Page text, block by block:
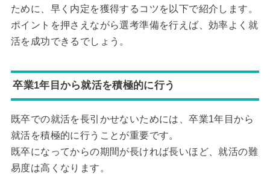
ために、早く内定を獲得するコツを以下で紹介します。
ポイントを押さえながら選考準備を行えば、効率よく就
活を成功できるでしょう。
卒業1年目から就活を積極的に行う
既卒での就活を長引かせないためには、卒業1年目から
就活を積極的に行うことが重要です。
既卒になってからの期間が長ければ長いほど、就活の難
易度は高くなります。